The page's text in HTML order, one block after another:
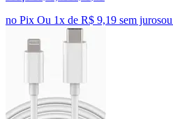
no Pix Ou 1x de R$ 9,19 sem jurosou